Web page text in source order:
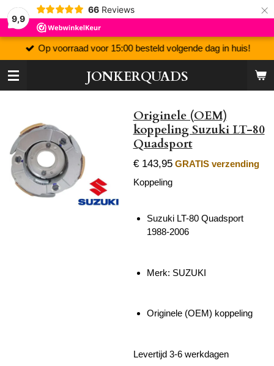
9,9
66 Reviews ×
JONKERQUADS
Op voorraad voor 15:00 besteld volgende dag in huis!
Originele (OEM)
koppeling Suzuki LT-80
Quadsport
€ 143,95 GRATIS verzending
Koppeling
Suzuki LT-80 Quadsport
1988-2006
Merk: SUZUKI
Originele (OEM) koppeling
Levertijd 3-6 werkdagen